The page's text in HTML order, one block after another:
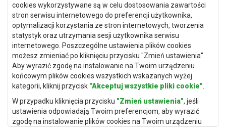
cookies wykorzystywane są w celu dostosowania zawartości
stron serwisu internetowego do preferencji użytkownika,
optymalizacji korzystania ze stron internetowych, tworzenia
statystyk oraz utrzymania sesji użytkownika serwisu
internetowego. Poszczególne ustawienia plików cookies
możesz zmieniać po kliknięciu przycisku "Zmień ustawienia".
Aby wyrazić zgodę na instalowanie na Twoim urządzeniu
końcowym plików cookies wszystkich wskazanych wyżej
kategorii, kliknij przycisk "Akceptuj wszystkie pliki cookie"
W przypadku kliknięcia przycisku "Zmień ustawienia", jeśli
ustawienia odpowiadają Twoim preferencjom, aby wyrazić
zgodę na instalowanie plików cookies na Twoim urządzeniu
Dywany Lublin
Dywany Kraków
Dywany Poznań
Dywany Gdynia
Dywany Białystok